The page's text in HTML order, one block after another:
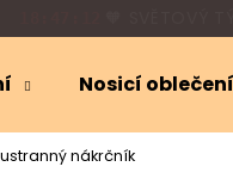
Nosicí oblečení
nákrčník
Co